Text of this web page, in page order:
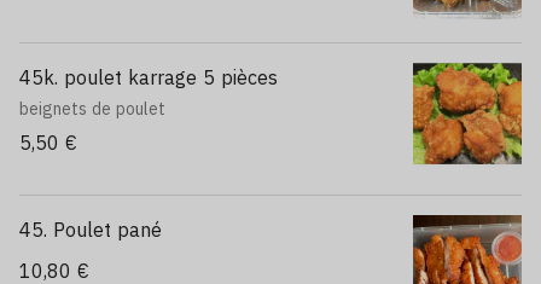
45k. poulet karrage 5 pièces
beignets de poulet
5,50 €
45. Poulet pané
10,80 €